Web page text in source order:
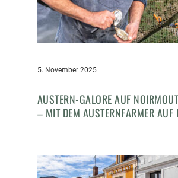
5. November 2025
AUSTERN-GALORE AUF
– MIT DEM AUSTERNFARMER AUF